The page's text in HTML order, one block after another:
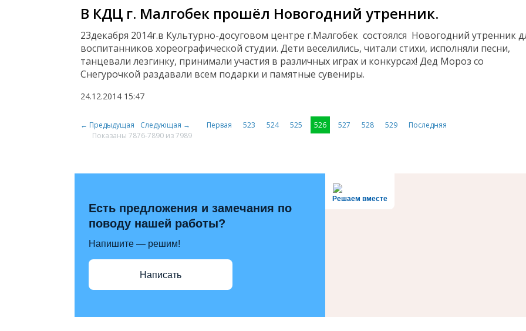
В КДЦ г. Малгобек прошёл Новогодний утренник.
23декабря 2014г.в Культурно-досуговом центре г.Малгобек состоялся Новогодний утренник
воспитанников хореографической студии. Дети веселились, читали стихи, исполняли песни,
танцевали лезгинку, принимали участия в различных играх и конкурсах! Дед Мороз со
Снегурочкой раздавали всем подарки и памятные сувениры.
24.12.2014 15:47
← Предыдущая Следующая → Первая 523 524 525 526 527 528 529
Последняя
Показаны 7876-7890 из 7989
Решаем вместе
Есть предложения и замечания по
поводу нашей работы?
Напишите — решим!
Написать